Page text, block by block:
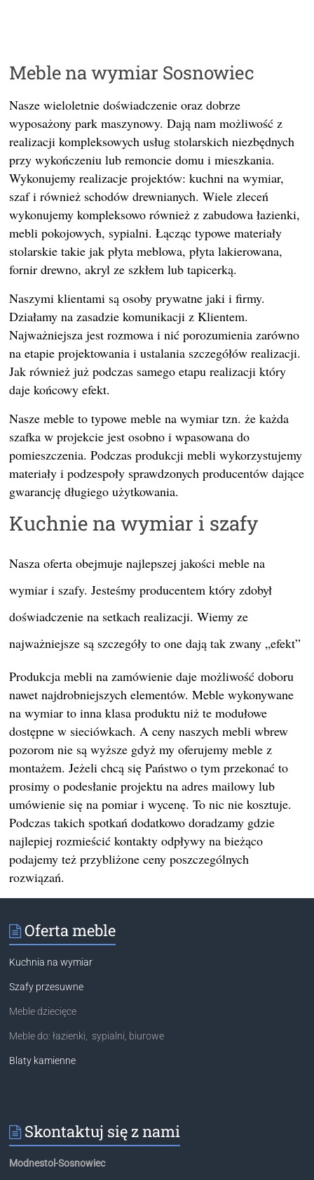
Meble na wymiar Sosnowiec
Nasze wieloletnie doświadczenie oraz dobrze
wyposażony park maszynowy. Dają nam możliwość z
realizacji kompleksowych usług stolarskich niezbędnych
przy wykończeniu lub remoncie domu i mieszkania.
Wykonujemy realizacje projektów: kuchni na wymiar,
szaf i również schodów drewnianych. Wiele zleceń
wykonujemy kompleksowo również z zabudowa łazienki,
mebli pokojowych, sypialni. Łącząc typowe materiały
stolarskie takie jak płyta meblowa, płyta lakierowana,
fornir drewno, akryl ze szkłem lub tapicerką.
Naszymi klientami są osoby prywatne jaki i firmy.
Działamy na zasadzie komunikacji z Klientem.
Najważniejsza jest rozmowa i nić porozumienia zarówno
na etapie projektowania i ustalania szczegółów realizacji.
Jak również już podczas samego etapu realizacji który
daje końcowy efekt.
Nasze meble to typowe meble na wymiar tzn. że każda
szafka w projekcie jest osobno i wpasowana do
pomieszczenia. Podczas produkcji mebli wykorzystujemy
materiały i podzespoły sprawdzonych producentów dające
gwarancję długiego użytkowania.
Kuchnie na wymiar i szafy
Nasza oferta obejmuje najlepszej jakości meble na
wymiar i szafy. Jesteśmy producentem który zdobył
doświadczenie na setkach realizacji. Wiemy ze
najważniejsze są szczegóły to one dają tak zwany „efekt”
Produkcja mebli na zamówienie daje możliwość doboru
nawet najdrobniejszych elementów. Meble wykonywane
na wymiar to inna klasa produktu niż te modułowe
dostępne w sieciówkach. A ceny naszych mebli wbrew
pozorom nie są wyższe gdyż my oferujemy meble z
montażem. Jeżeli chcą się Państwo o tym przekonać to
prosimy o podesłanie projektu na adres mailowy lub
umówienie się na pomiar i wycenę. To nic nie kosztuje.
Podczas takich spotkań dodatkowo doradzamy gdzie
najlepiej rozmieścić kontakty odpływy na bieżąco
podajemy też przybliżone ceny poszczególnych
rozwiązań.
Oferta meble
Kuchnia na wymiar
Szafy przesuwne
Meble dziecięce
Meble do: łazienki, sypialni, biurowe
Blaty kamienne
Skontaktuj się z nami
Modnestol-Sosnowiec